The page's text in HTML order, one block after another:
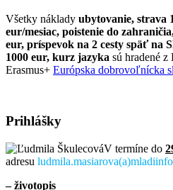
Všetky náklady ubytovanie, strava
eur/mesiac, poistenie do
eur, príspevok na 2 cesty späť na
1000 eur, kurz jazyka sú hradené z
Erasmus+ Európska dobrovoľnícka
Prihlášky
V termíne do
adresu
– životopis